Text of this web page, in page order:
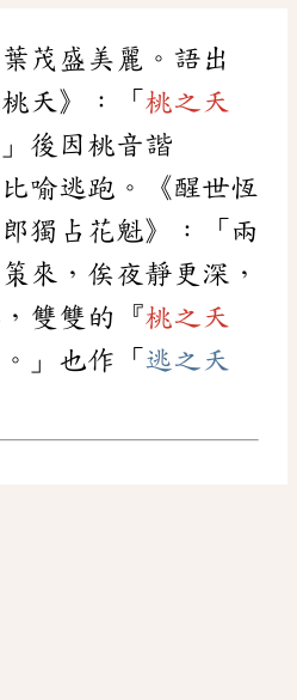
茂盛美麗。語出
夭》：「 桃之夭
後因桃音諧
喻逃跑。《醒世恆
獨占花魁》：「兩
來，俟夜靜更深，
雙雙的『桃之夭
」也作「 逃之夭